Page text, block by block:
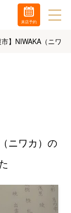
市】NIWAKA（ニワ
ニワカ）の
来店予約